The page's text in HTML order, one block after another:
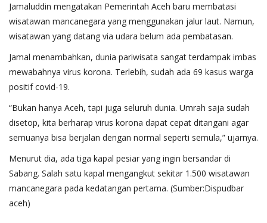
Daftar
Jamaluddin mengatakan Pemerintah Aceh baru membatasi
wisatawan mancanegara yang menggunakan jalur laut. Namun,
wisatawan yang datang via udara belum ada pembatasan.
Jamal menambahkan, dunia pariwisata sangat terdampak imbas
mewabahnya virus korona. Terlebih, sudah ada 69 kasus warga
positif covid-19.
“Bukan hanya Aceh, tapi juga seluruh dunia. Umrah saja sudah
disetop, kita berharap virus korona dapat cepat ditangani agar
semuanya bisa berjalan dengan normal seperti semula,” ujarnya.
Menurut dia, ada tiga kapal pesiar yang ingin bersandar di
Sabang. Salah satu kapal mengangkut sekitar 1.500 wisatawan
mancanegara pada kedatangan pertama. (Sumber:Dispudbar
aceh)